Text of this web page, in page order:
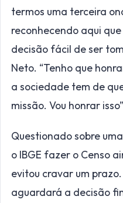
termos uma terceira
reconhecendo aqui
decisão fácil de ser
Neto. “Tenho que
a sociedade tem de
missão. Vou honrar
Questionado sobre
o IBGE fazer o Censo
evitou cravar um
aguardará a decisão